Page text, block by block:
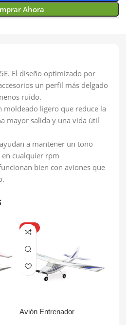
Ahora
El diseño optimizado por
un perfil más delgado
ruido.
moldeado ligero que reduce la
mayor salida y una vida útil
a mantener un tono
cualquier rpm
bien con aviones que
HOT
Avión Entrenador